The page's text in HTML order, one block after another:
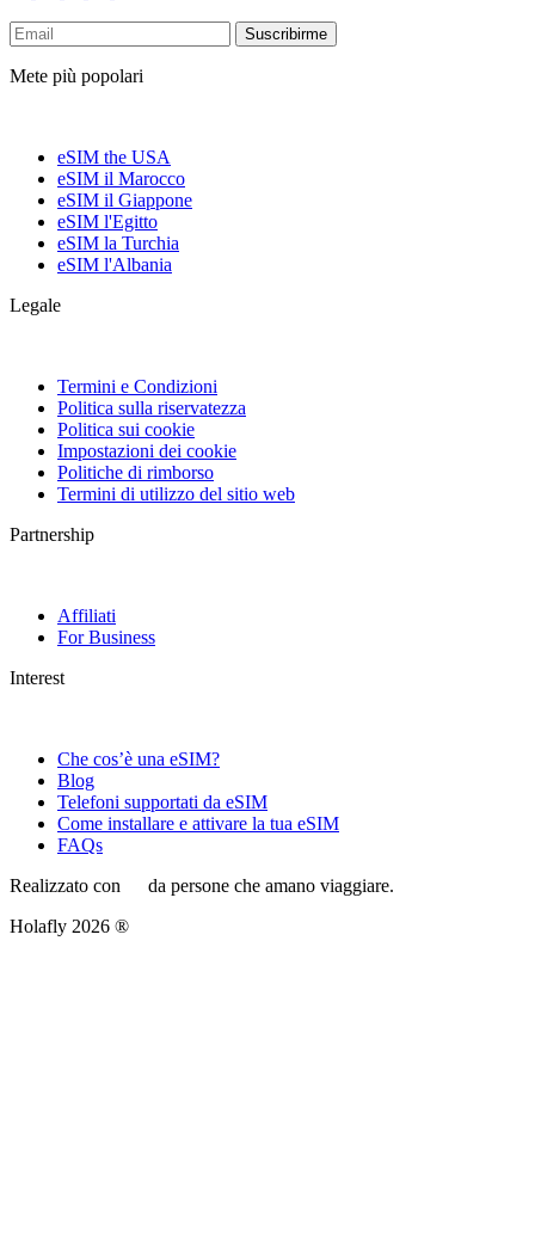
Suscribirme
Mete più popolari
eSIM the USA
eSIM il Marocco
eSIM il Giappone
eSIM l'Egitto
eSIM la Turchia
eSIM l'Albania
Legale
Termini e Condizioni
Politica sulla riservatezza
Politica sui cookie
Impostazioni dei cookie
Politiche di rimborso
Termini di utilizzo del sitio web
Partnership
Affiliati
For Business
Interest
Che cos’è una eSIM?
Blog
Telefoni supportati da eSIM
Come installare e attivare la tua eSIM
FAQs
Realizzato con
da persone che amano viaggiare.
Holafly 2026 ®